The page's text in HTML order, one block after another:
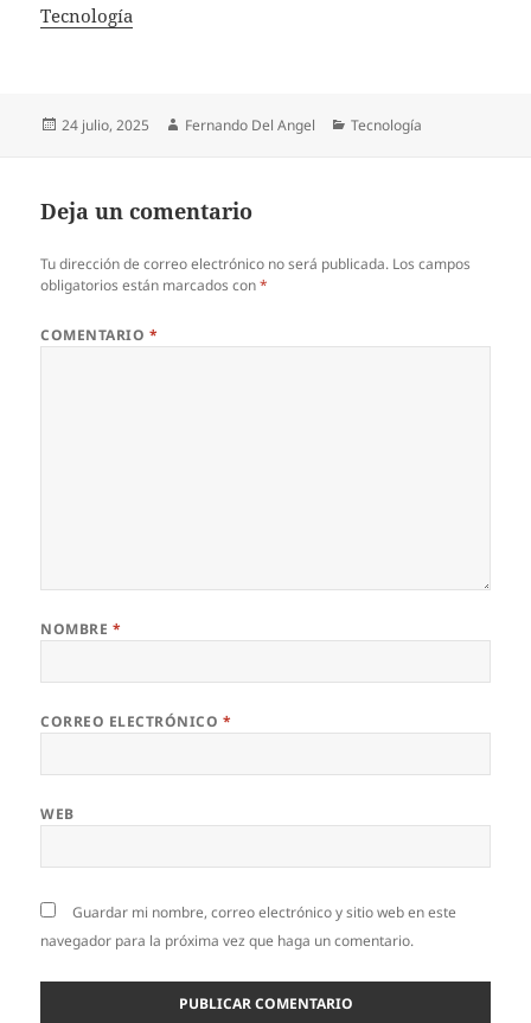
In relation to
Tecnología
Publicado
24 julio, 2025 Autor
Fernando Del Angel Categorías
Tecnología
Deja un comentario
Tu dirección de correo electrónico no será publicada. Los campos
obligatorios están marcados con*
COMENTARIO *
NOMBRE *
CORREO ELECTRÓNICO *
WEB
Guardar mi nombre, correo electrónico y sitio web en este
navegador para la próxima vez que haga un comentario.